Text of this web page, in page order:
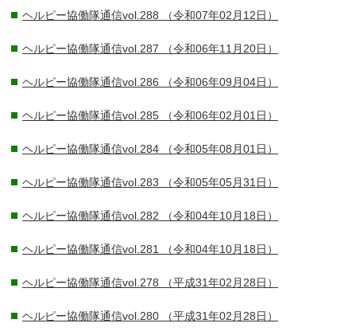
ヘルピー協働隊通信vol.288 （令和07年02月12日）
ヘルピー協働隊通信vol.287 （令和06年11月20日）
ヘルピー協働隊通信vol.286 （令和06年09月04日）
ヘルピー協働隊通信vol.285 （令和06年02月01日）
ヘルピー協働隊通信vol.284 （令和05年08月01日）
ヘルピー協働隊通信vol.283 （令和05年05月31日）
ヘルピー協働隊通信vol.282 （令和04年10月18日）
ヘルピー協働隊通信vol.281 （令和04年10月18日）
ヘルピー協働隊通信vol.278 （平成31年02月28日）
ヘルピー協働隊通信vol.280 （平成31年02月28日）